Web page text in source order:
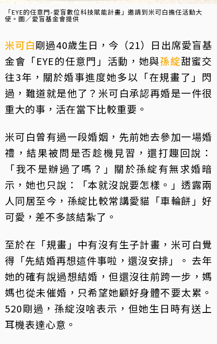
「EYE的任意門-愛盲數位科技賦能計畫」邀請到米可白擔任活動大
使。圖／愛盲基金會提供
米可白剛過40歲生日，今（21）日出席愛盲基
金會「EYE的任意門」活動，她與孫綻甜蜜交
往3年，關於婚事進度她多以「在規畫了」閃
過，難道就是他了？米可白承認再婚是一件很
重大的事，活在當下比較重要。
米可白曾有過一段婚姻，先前她去參加一場婚
禮，結果被問是否趁機見習，還打趣回說：
「我不是辦過了嗎？」關於孫綻有無求婚暗
示，她也只說：「本就沒說要怎樣。」透露兩
人同居至今，孫綻比較常講愛貓「車輪餅」好
可愛，差不多該結紮了。
至於在「規畫」中有沒有生子計畫，米可白覺
得「先結婚再想這件事啦，還沒安排」。 去年
她的確有說過想結婚，但還沒往前跨一步，媽
媽也從未催婚，只希望她顧好身體不要太累。
520剛過，孫綻沒啥表示，但她生日時有送上
耳機表達心意。